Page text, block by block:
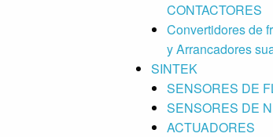
CONTACTORES
Convertidores de
y Arrancadores
SINTEK
SENSORES DE
SENSORES DE
ACTUADORES